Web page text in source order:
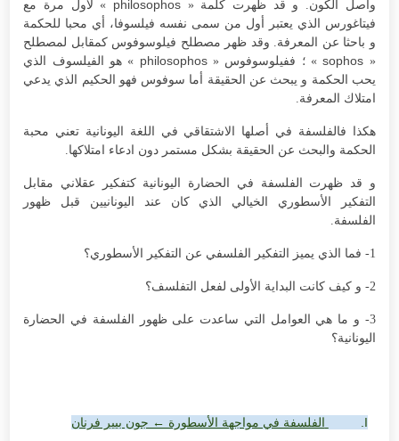
وأصل الكون. و قد ظهرت كلمة «philosophos » لأول مرة مع
فيتاغورس الذي يعتبر أول من سمى نفسه فيلسوفا، أي محبا للحكمة
و باحثا عن المعرفة. وقد ظهر مصطلح فيلوسوفوس كمقابل لمصطلح
«
sophos» ؛ ففيلوسوفوس «philosophos » هو الفيلسوف الذي
يحب الحكمة و يبحث عن الحقيقة أما سوفوس فهو الحكيم الذي يدعي
امتلاك المعرفة.
هكذا فالفلسفة في أصلها الاشتقاقي في اللغة اليونانية تعني محبة
الحكمة والبحث عن الحقيقة بشكل مستمر دون ادعاء امتلاكها.
و قد ظهرت الفلسفة في الحضارة اليونانية كتفكير عقلاني مقابل
التفكير الأسطوري الخيالي الذي كان عند اليونانيين قبل ظهور
الفلسفة.
1- فما الذي يميز التفكير الفلسفي عن التفكير الأسطوري؟
2- و كيف كانت البداية الأولى لفعل التفلسف؟
3- و ما هي العوامل التي ساعدت على ظهور الفلسفة في الحضارة
اليونانية؟
I. الفلسفة في مواجهة الأسطورة ← جون بيير فرنان